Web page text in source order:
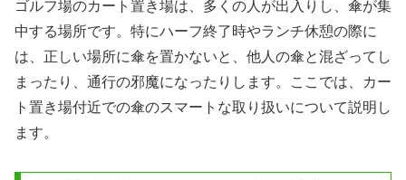
ゴルフ場のカート置き場は、多くの人が出入りし、傘が集
中する場所です。特にハーフ終了時やランチ休憩の際に
は、正しい場所に傘を置かないと、他人の傘と混ざってし
まったり、通行の邪魔になったりします。ここでは、カー
ト置き場付近での傘のスマートな取り扱いについて説明し
ます。